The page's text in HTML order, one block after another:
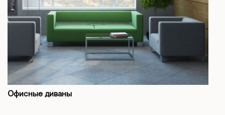
Офисные диваны